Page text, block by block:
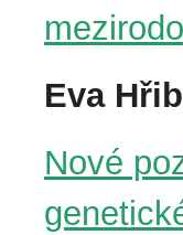
Eva
Nové